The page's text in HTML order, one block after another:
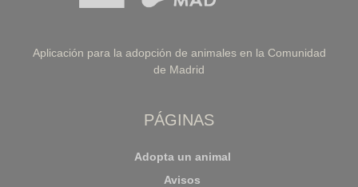
Aplicación para la adopción de animales en la Comunidad
de Madrid
PÁGINAS
Adopta un animal
Avisos